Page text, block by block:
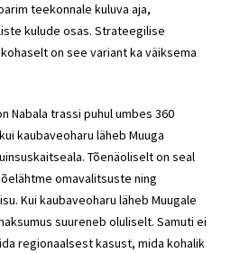
teekonnale kuluva aja,
kulude osas. Strateegilise
on see variant ka väiksema
Nabala trassi puhul umbes 360
kaubaveoharu läheb Muuga
Tõenäoliselt on seal
omavalitsuste ning
Kui kaubaveoharu läheb Muugale
suureneb oluliselt. Samuti ei
regionaalsest kasust, mida kohalik